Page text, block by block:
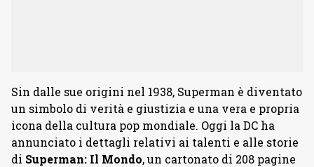
Sin dalle sue origini nel 1938, Superman è diventato
un simbolo di verità e giustizia e una vera e propria
icona della cultura pop mondiale. Oggi la DC ha
annunciato i dettagli relativi ai talenti e alle storie
di Superman: Il Mondo, un cartonato di 208 pagine